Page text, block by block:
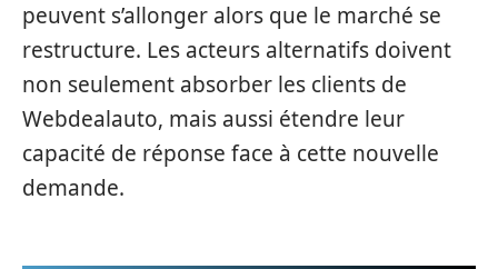
peuvent s’allonger alors que le marché se
restructure. Les acteurs alternatifs doivent
non seulement absorber les clients de
Webdealauto, mais aussi étendre leur
capacité de réponse face à cette nouvelle
demande.